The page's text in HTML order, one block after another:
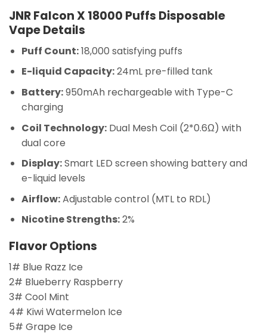
JNR Falcon X 18000 Puffs Disposable
Vape Details
Puff Count:18,000 satisfying puffs
E-liquid Capacity:24mL pre-filled tank
Battery:950mAh rechargeable with Type-C
charging
Coil Technology:Dual Mesh Coil (2*0.6Ω) with
dual core
Display:Smart LED screen showing battery and
e-liquid levels
Airflow:Adjustable control (MTL to RDL)
Nicotine Strengths:2%
Flavor Options
1# Blue Razz Ice
2# Blueberry Raspberry
3# Cool Mint
4# Kiwi Watermelon Ice
5# Grape Ice